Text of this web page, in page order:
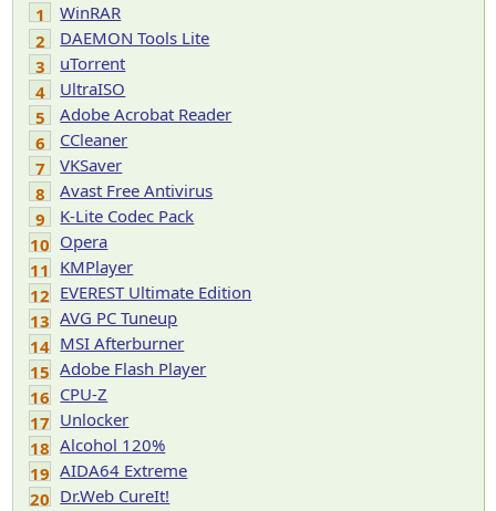
1
WinRAR
2
DAEMON Tools Lite
3
uTorrent
4
UltraISO
5
Adobe Acrobat Reader
6
CCleaner
7
VKSaver
8
Avast Free Antivirus
9
K-Lite Codec Pack
10 Opera
11 KMPlayer
12 EVEREST Ultimate Edition
13 AVG PC Tuneup
14 MSI Afterburner
15 Adobe Flash Player
16 CPU-Z
17 Unlocker
18 Alcohol 120%
19 AIDA64 Extreme
20 Dr.Web CureIt!